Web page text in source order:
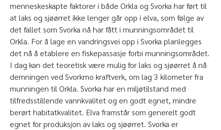
menneskeskapte faktorer i både Orkla og Svorka har ført til
at laks og sjøørret ikke lenger går opp i elva, som følge av
det fallet som Svorka nå har fått i munningsområdet til
Orkla. For å lage en vandringsvei opp i Svorka planlegges
det nå å etablere en fiskepassasje forbi munningsområdet.
I dag kan det teoretisk være mulig for laks og sjøørret å nå
demningen ved Svorkmo kraftverk, om lag 3 kilometer fra
munningen til Orkla. Svorka har en miljøtilstand med
tilfredsstillende vannkvalitet og en godt egnet, mindre
berørt habitatkvalitet. Elva framstår som generelt godt
egnet for produksjon av laks og sjøørret. Svorka er